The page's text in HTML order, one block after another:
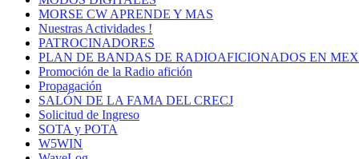
MORSE CW APRENDE Y MAS
Nuestras Actividades !
PATROCINADORES
PLAN DE BANDAS DE RADIOAFICIONADOS EN
Promoción de la Radio afición
Propagación
SALÓN DE LA FAMA DEL CRECJ
Solicitud de Ingreso
SOTA y POTA
W5WIN